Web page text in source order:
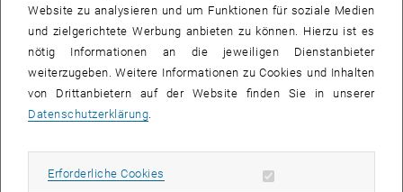
EMBA Online Info Session mit Dekan Prof. Dr. Wolfgang
28 Juli 2026
28
JULI 26
16:00-bis
17:00
INFORMATIONSVERANSTALTUNG Online, via Zoom
Website zu analysieren und um Funktionen für soziale Medien
und zielgerichtete Werbung anbieten zu können. Hierzu ist es
nötig Informationen an die jeweiligen Dienstanbieter
weiterzugeben. Weitere Informationen zu Cookies und Inhalten
von Drittanbietern auf der Website finden Sie in unserer
Datenschutzerklärung
Erforderliche Cookies Erforderliche Cookies zulassen